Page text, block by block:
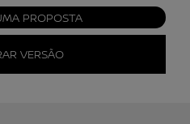
PROPOSTA
VERSÃO